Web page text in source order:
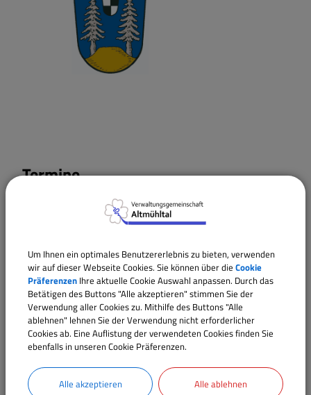
Termine
00:00Uhr
Um Ihnen ein optimales Benutzererlebnis zu bieten, verwenden
wir auf dieser Webseite Cookies. Sie können über die Cookie
Präferenzen Ihre aktuelle Cookie Auswahl anpassen. Durch das
Betätigen des Buttons "Alle akzeptieren" stimmen Sie der
Verwendung aller Cookies zu. Mithilfe des Buttons "Alle
ablehnen" lehnen Sie der Verwendung nicht erforderlicher
Cookies ab. Eine Auflistung der verwendeten Cookies finden Sie
ebenfalls in unseren Cookie Präferenzen.
Alle akzeptieren Alle ablehnen